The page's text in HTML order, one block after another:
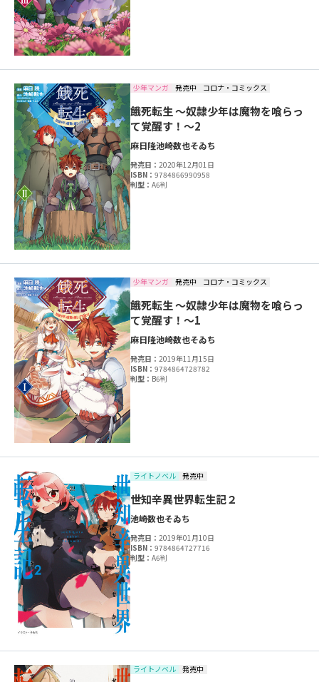
少年マンガ 発売中 コロナ・コミックス
餓死転生 ～奴隷少年は魔物を喰らっ
て覚醒す！～2
麻日隆池崎数也そゐち
発売日：2020年12月01日
ISBN：9784866990958
判型：A6判
少年マンガ 発売中 コロナ・コミックス
餓死転生 ～奴隷少年は魔物を喰らっ
て覚醒す！～1
麻日隆池崎数也そゐち
発売日：2019年11月15日
ISBN：9784864728782
判型： B6判
ライトノベル 発売中
世知辛異世界転生記２
池崎数也そゐち
発売日：2019年01月10日
ISBN：9784864727716
判型：A6判
ライトノベル 発売中